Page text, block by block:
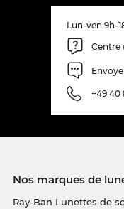
Lun-ven 9h-
Centre
+49 40
Nos marques de
Ray-Ban Lunettes de